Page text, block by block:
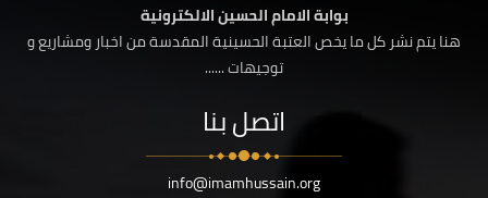
بوابة الامام الحسين الالكترونية
هنا يتم نشر كل ما يخص العتبة الحسينية المقدسة من اخبار ومشاريع و
توجيهات ......
اتصل بنا
info@imamhussain.org